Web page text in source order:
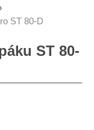
ST 80-D
ST 80-